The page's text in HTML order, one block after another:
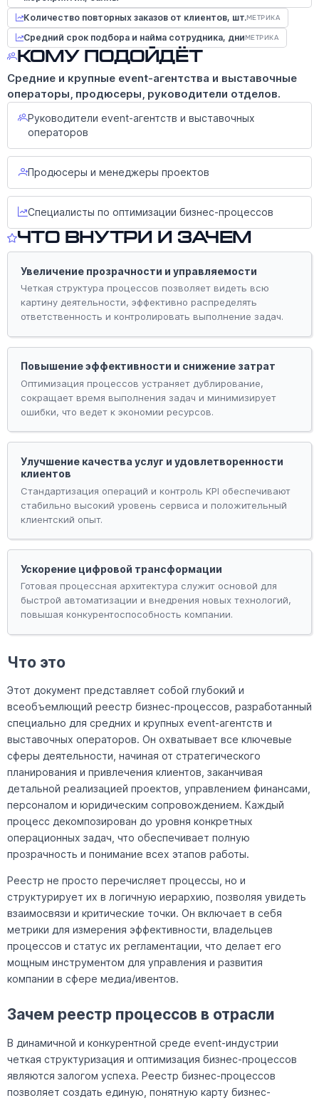
Количество повторных заказов от клиентов, шт.МЕТРИКА
Средний срок подбора и найма сотрудника, дниМЕТРИКА
Кому подойдёт
Средние и крупные event-агентства и выставочные
операторы, продюсеры, руководители отделов.
Руководители event-агентств и выставочных
операторов
Продюсеры и менеджеры проектов
Специалисты по оптимизации бизнес-процессов
Что внутри и зачем
Увеличение прозрачности и управляемости
Четкая структура процессов позволяет видеть всю
картину деятельности, эффективно распределять
ответственность и контролировать выполнение задач.
Повышение эффективности и снижение затрат
Оптимизация процессов устраняет дублирование,
сокращает время выполнения задач и минимизирует
ошибки, что ведет к экономии ресурсов.
Улучшение качества услуг и удовлетворенности
клиентов
Стандартизация операций и контроль KPI обеспечивают
стабильно высокий уровень сервиса и положительный
клиентский опыт.
Ускорение цифровой трансформации
Готовая процессная архитектура служит основой для
быстрой автоматизации и внедрения новых технологий,
повышая конкурентоспособность компании.
Что это
Этот документ представляет собой глубокий и
всеобъемлющий реестр бизнес-процессов, разработанный
специально для средних и крупных event-агентств и
выставочных операторов. Он охватывает все ключевые
сферы деятельности, начиная от стратегического
планирования и привлечения клиентов, заканчивая
детальной реализацией проектов, управлением финансами,
персоналом и юридическим сопровождением. Каждый
процесс декомпозирован до уровня конкретных
операционных задач, что обеспечивает полную
прозрачность и понимание всех этапов работы.
Реестр не просто перечисляет процессы, но и
структурирует их в логичную иерархию, позволяя увидеть
взаимосвязи и критические точки. Он включает в себя
метрики для измерения эффективности, владельцев
процессов и статус их регламентации, что делает его
мощным инструментом для управления и развития
компании в сфере медиа/ивентов.
Зачем реестр процессов в отрасли
В динамичной и конкурентной среде event-индустрии
четкая структуризация и оптимизация бизнес-процессов
являются залогом успеха. Реестр бизнес-процессов
позволяет создать единую, понятную карту бизнес-